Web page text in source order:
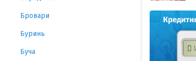
Бровари
Буринь
Буча